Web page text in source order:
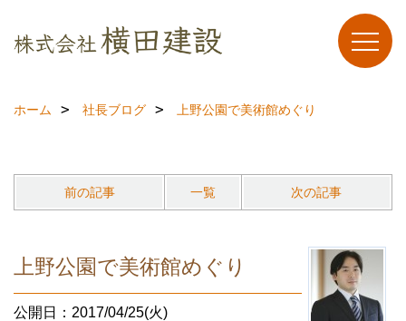
ホーム 社長ブログ 上野公園で美術館めぐり
前の記事 一覧 次の記事
上野公園で美術館めぐり
公開日：2017/04/25(火)